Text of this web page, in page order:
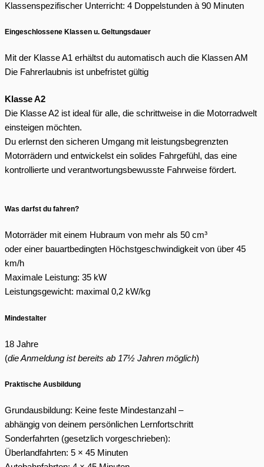
Klassenspezifischer Unterricht: 4 Doppelstunden à 90 Minuten
Eingeschlossene Klassen u. Geltungsdauer
Mit der Klasse A1 erhältst du automatisch auch die Klassen AM
Die Fahrerlaubnis ist unbefristet gültig
Klasse A2
Die Klasse A2 ist ideal für alle, die schrittweise in die Motorradwelt
einsteigen möchten.
Du erlernst den sicheren Umgang mit leistungsbegrenzten
Motorrädern und entwickelst ein solides Fahrgefühl, das eine
kontrollierte und verantwortungsbewusste Fahrweise fördert.
Was darfst du fahren?
Motorräder mit einem Hubraum von mehr als 50 cm³
oder einer bauartbedingten Höchstgeschwindigkeit von über 45
km/h
Maximale Leistung: 35 kW
Leistungsgewicht: maximal 0,2 kW/kg
Mindestalter
18 Jahre
(die Anmeldung ist bereits ab 17½ Jahren möglich)
Praktische Ausbildung
Grundausbildung: Keine feste Mindestanzahl –
abhängig von deinem persönlichen Lernfortschritt
Sonderfahrten (gesetzlich vorgeschrieben):
Überlandfahrten: 5 × 45 Minuten